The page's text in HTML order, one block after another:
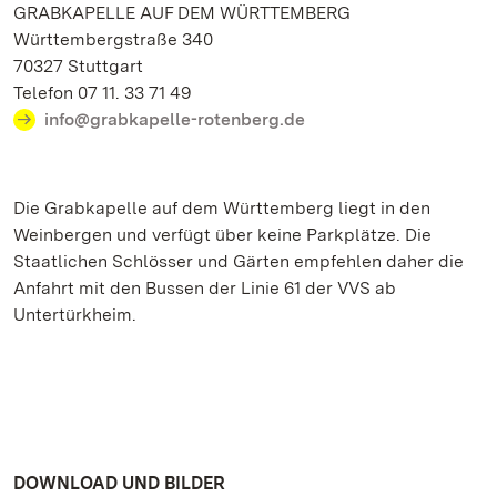
GRABKAPELLE AUF DEM WÜRTTEMBERG
Württembergstraße 340
70327 Stuttgart
Telefon 07 11. 33 71 49
info@grabkapelle-rotenberg.de
Die Grabkapelle auf dem Württemberg liegt in den
Weinbergen und verfügt über keine Parkplätze. Die
Staatlichen Schlösser und Gärten empfehlen daher die
Anfahrt mit den Bussen der Linie 61 der VVS ab
Untertürkheim.
DOWNLOAD UND BILDER